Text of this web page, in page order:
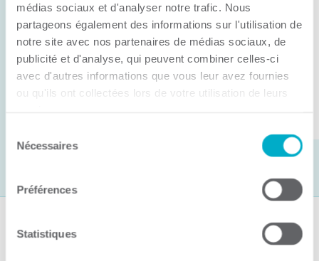
médias sociaux et d'analyser notre trafic. Nous
partageons également des informations sur l'utilisation de
notre site avec nos partenaires de médias sociaux, de
publicité et d'analyse, qui peuvent combiner celles-ci
avec d'autres informations que vous leur avez fournies
ou qu'ils ont collectées lors de votre utilisation de leurs
Nécessaires
Préférences
Statistiques
C’est lors de son assemblée générale annuelle
tenue hier que la Chambre de commerce et
d’industries de ...
Suivez-nous